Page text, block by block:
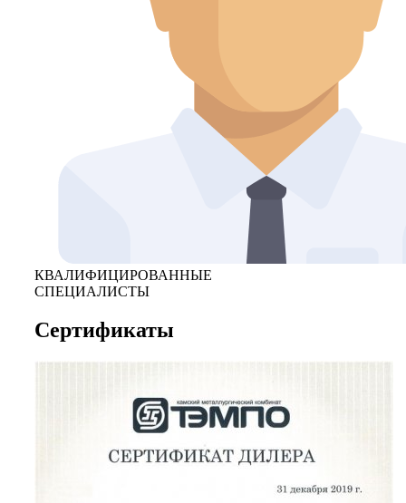
КВАЛИФИЦИРОВАННЫЕ
СПЕЦИАЛИСТЫ
Сертификаты